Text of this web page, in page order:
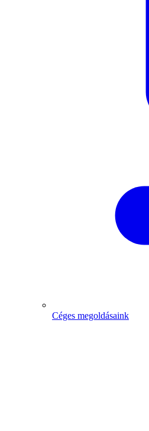
Céges megoldásaink